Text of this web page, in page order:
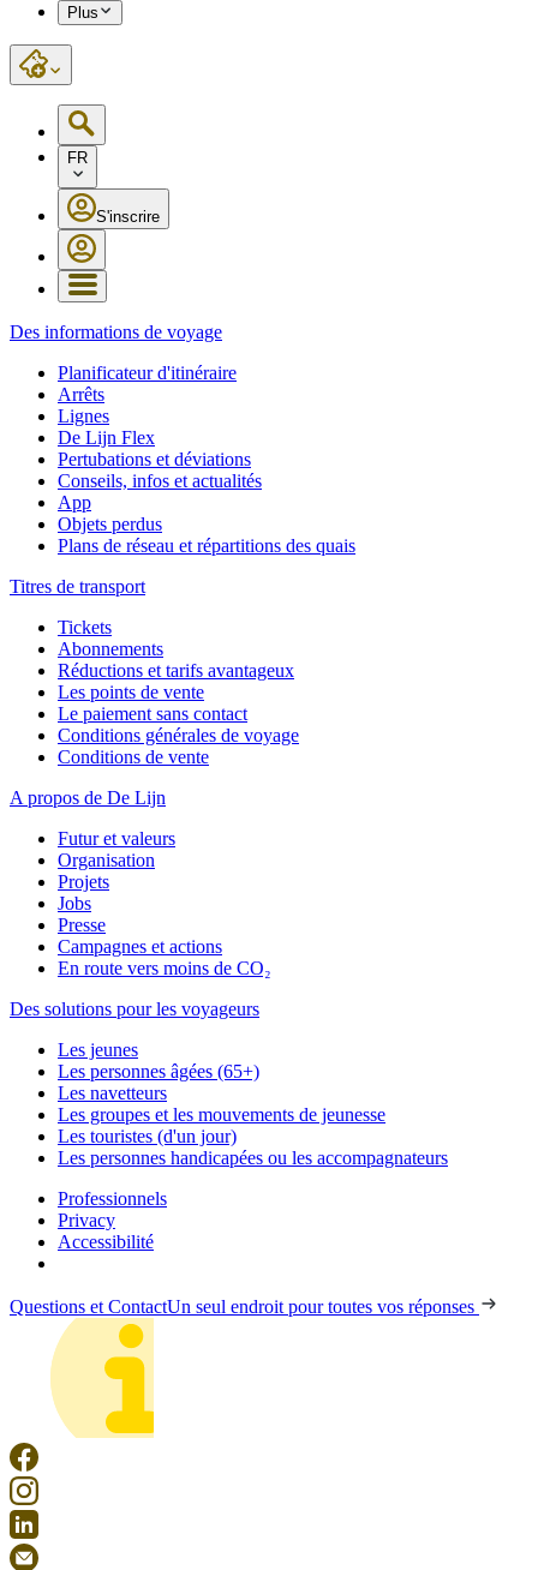
Plus
FR
S'inscrire
Des informations de voyage
Planificateur d'itinéraire
Arrêts
Lignes
De Lijn Flex
Pertubations et déviations
Conseils, infos et actualités
App
Objets perdus
Plans de réseau et répartitions des quais
Titres de transport
Tickets
Abonnements
Réductions et tarifs avantageux
Les points de vente
Le paiement sans contact
Conditions générales de voyage
Conditions de vente
A propos de De Lijn
Futur et valeurs
Organisation
Projets
Jobs
Presse
Campagnes et actions
En route vers moins de CO₂
Des solutions pour les voyageurs
Les jeunes
Les personnes âgées (65+)
Les navetteurs
Les groupes et les mouvements de jeunesse
Les touristes (d'un jour)
Les personnes handicapées ou les accompagnateurs
Professionnels
Privacy
Accessibilité
Questions et ContactUn seul endroit pour toutes vos réponses